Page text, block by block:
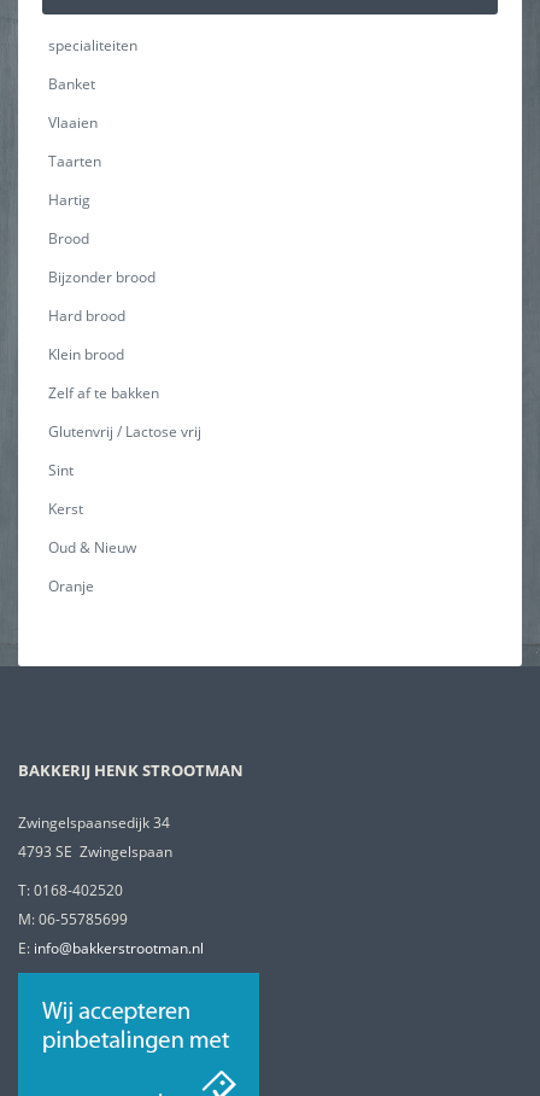
specialiteiten
Banket
Vlaaien
Taarten
Hartig
Brood
Bijzonder brood
Hard brood
Klein brood
Zelf af te bakken
Glutenvrij / Lactose vrij
Sint
Kerst
Oud & Nieuw
Oranje
BAKKERIJ HENK STROOTMAN
Zwingelspaansedijk 34
4793 SE Zwingelspaan
T: 0168-402520
M: 06-55785699
E: info@bakkerstrootman.nl